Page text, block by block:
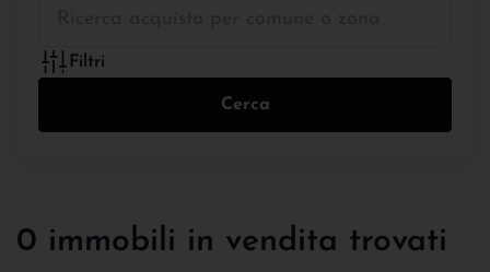
Filtri
Cerca
0 immobili in vendita trovati